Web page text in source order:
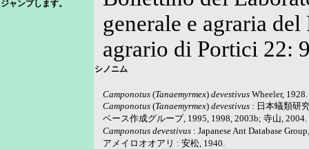
ジャンプします。
generale e agraria
agrario di Portici 22:
シノニム
Camponotus (Tanaemyrmex) devestivus Wheeler, 1928.
Camponotus (Tanaemyrmex) devestivus : 日本蟻類研
ベース作成グループ, 1995, 1998, 2003b; 寺山, 2004.
Camponotus devestivus : Japanese Ant Database
アメイロオオアリ : 安松, 1940.